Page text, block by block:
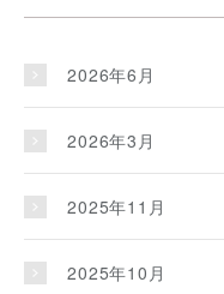
2026年6月
2026年3月
2025年11月
2025年10月